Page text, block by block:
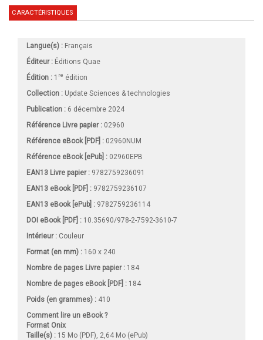
CARACTÉRISTIQUES
Langue(s) : Français
Éditeur : Éditions Quae
Édition : 1 re édition
Collection : Update Sciences & technologies
Publication : 6 décembre 2024
Référence Livre papier : 02960
Référence eBook [PDF] : 02960NUM
Référence eBook [ePub] : 02960EPB
EAN13 Livre papier : 9782759236091
EAN13 eBook [PDF] : 9782759236107
EAN13 eBook [ePub] : 9782759236114
DOI eBook [PDF] : 10.35690/978-2-7592-3610-7
Intérieur : Couleur
Format (en mm) : 160 x 240
Nombre de pages Livre papier: 184
Nombre de pages eBook [PDF] : 184
Poids (en grammes) : 410
Comment lire un eBook ?
Format Onix
Taille(s) : 15 Mo (PDF), 2,64 Mo (ePub)